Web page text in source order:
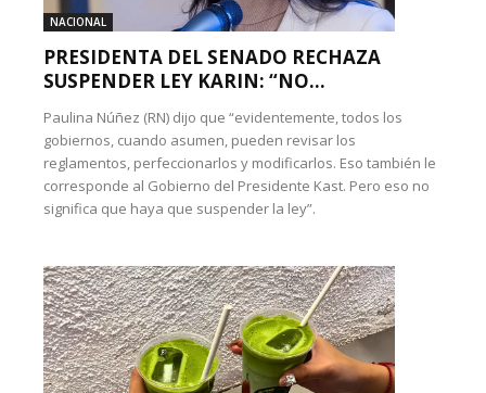
NACIONAL
PRESIDENTA DEL SENADO RECHAZA
SUSPENDER LEY KARIN: “NO...
Paulina Núñez (RN) dijo que “evidentemente, todos los
gobiernos, cuando asumen, pueden revisar los
reglamentos, perfeccionarlos y modificarlos. Eso también le
corresponde al Gobierno del Presidente Kast. Pero eso no
significa que haya que suspender la ley”.